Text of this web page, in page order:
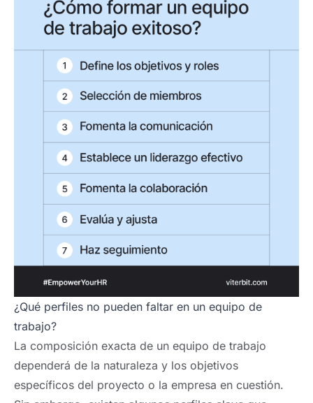
¿Qué perfiles no pueden faltar en un equipo de
trabajo?
La composición exacta de un equipo de trabajo
dependerá de la naturaleza y los objetivos
específicos del proyecto o la empresa en cuestión.